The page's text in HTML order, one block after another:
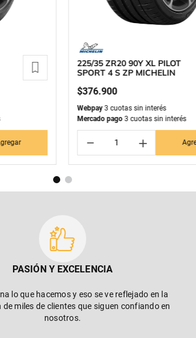
225/35 ZR20 90Y XL PILOT
SPORT 4 S ZP MICHELIN
$376.900
Webpay 3 cuotas sin interés
Mercado pago 3 cuotas sin interés
＋
－
PASIÓN Y EXCELENCIA
lo que hacemos y eso se ve reflejado en la
miles de clientes que siguen confiando en
nosotros.